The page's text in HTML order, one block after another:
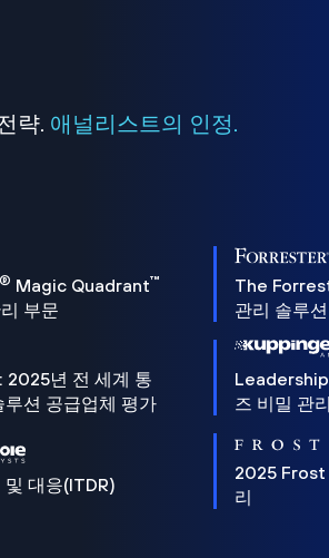
략. 애널리스트의 인정.
® Magic Quadrant™
부문
The
관리 솔루
년 전 세계 통
루션 공급업체 평가
즈 비밀 관
대응(ITDR)
2025 Frost
리